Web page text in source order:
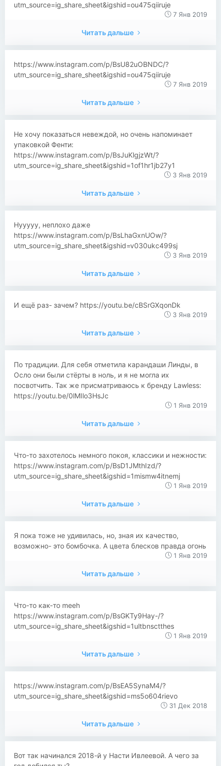
utm_source=ig_share_sheet&igshid=ou475qiiruje
7 Янв 2019
Читать дальше
https://www.instagram.com/p/BsU82uOBNDC/?
utm_source=ig_share_sheet&igshid=ou475qiiruje
7 Янв 2019
Читать дальше
Не хочу показаться невеждой, но очень напоминает
упаковкой Фенти:
https://www.instagram.com/p/BsJuKlgjzWt/?
utm_source=ig_share_sheet&igshid=1of1hr1jb27y1
3 Янв 2019
Читать дальше
Нууууу, неплохо даже
https://www.instagram.com/p/BsLhaGxnUOw/?
utm_source=ig_share_sheet&igshid=v030ukc499sj
3 Янв 2019
Читать дальше
И ещё раз- зачем? https://youtu.be/cBSrGXqonDk
3 Янв 2019
Читать дальше
По традиции. Для себя отметила карандаши Линды, в
Осло они были стёрты в ноль, и я не могла их
посвотчить. Так же присматриваюсь к бренду Lawless:
https://youtu.be/0lMIlo3HsJc
1 Янв 2019
Читать дальше
Что-то захотелось немного покоя, классики и нежности:
https://www.instagram.com/p/BsD1JMthIzd/?
utm_source=ig_share_sheet&igshid=1mismw4itnemj
1 Янв 2019
Читать дальше
Я пока тоже не удивилась, но, зная их качество,
возможно- это бомбочка. А цвета блесков правда огонь
1 Янв 2019
Читать дальше
Что-то как-то meeh
https://www.instagram.com/p/BsGKTy9Hay-/?
utm_source=ig_share_sheet&igshid=1ultbnsctthes
1 Янв 2019
Читать дальше
https://www.instagram.com/p/BsEA5SynaM4/?
utm_source=ig_share_sheet&igshid=ms5o604rievo
31 Дек 2018
Читать дальше
Вот так начинался 2018-й у Насти Ивлеевой. А чего за